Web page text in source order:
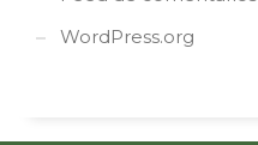
WordPress.org